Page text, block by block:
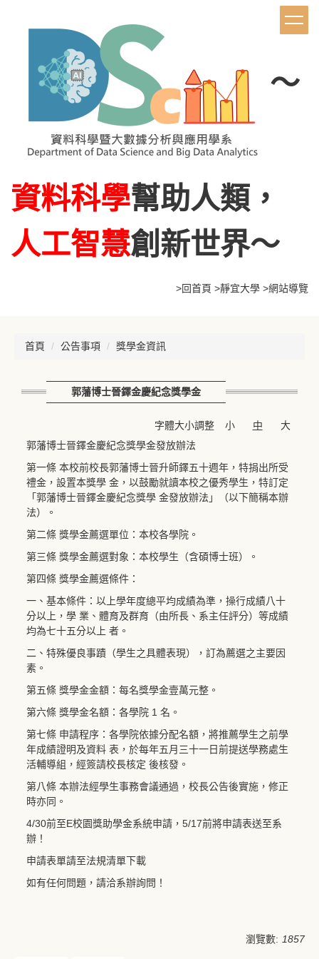
～
資料科學幫助人類，
人工智慧創新世界～
>回首頁 >靜宜大學 >網站導覽
首頁 公告事項 獎學金資訊
郭藩博士晉鐸金慶紀念獎學金
字體大小調整 小 中
大
郭藩博士晉鐸金慶紀念獎學金發放辦法
第一條 本校前校長郭藩博士晉升師鐸五十週年，特捐出所受
禮金，設置本獎學 金，以鼓勵就讀本校之優秀學生，特訂定
「郭藩博士晉鐸金慶紀念獎學 金發放辦法」（以下簡稱本辦
法）。
第二條 獎學金薦選單位：本校各學院。
第三條 獎學金薦選對象：本校學生（含碩博士班）。
第四條 獎學金薦選條件：
一、基本條件：以上學年度總平均成績為準，操行成績八十
分以上，學 業、體育及群育（由所長、系主任評分）等成績
均為七十五分以上 者。
二、特殊優良事蹟（學生之具體表現），訂為薦選之主要因
素。
第五條 獎學金金額：每名獎學金壹萬元整。
第六條 獎學金名額：各學院 1 名。
第七條 申請程序：各學院依據分配名額，將推薦學生之前學
年成績證明及資料 表，於每年五月三十一日前提送學務處生
活輔導組，經簽請校長核定 後核發。
第八條 本辦法經學生事務會議通過，校長公告後實施，修正
時亦同。
4/30前至E校園獎助學金系統申請，5/17前將申請表送至系
辦！
申請表單請至法規清單下載
如有任何問題，請洽系辦詢問！
瀏覽數: 1857